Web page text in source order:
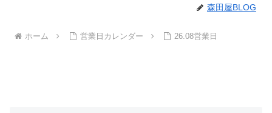
森田屋BLOG
ホーム 営業日カレンダー 26.08営業日